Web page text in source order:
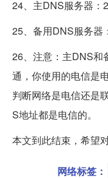
24、主DNS服务器：
25、备用DNS服务器
26、注意：主DNS和
通，你使用的电信是
判断网络是电信还是
S地址都是电信的。
本文到此结束，希望
网络标签：